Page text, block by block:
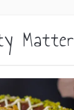
Matter